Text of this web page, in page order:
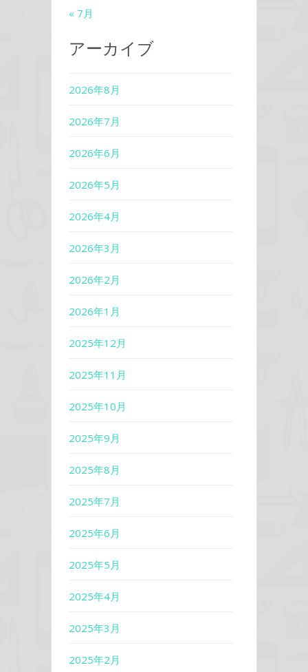
« 7月
アーカイブ
2026年8月
2026年7月
2026年6月
2026年5月
2026年4月
2026年3月
2026年2月
2026年1月
2025年12月
2025年11月
2025年10月
2025年9月
2025年8月
2025年7月
2025年6月
2025年5月
2025年4月
2025年3月
2025年2月